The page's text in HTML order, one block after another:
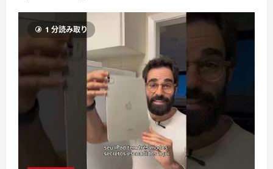
1 分読み取り